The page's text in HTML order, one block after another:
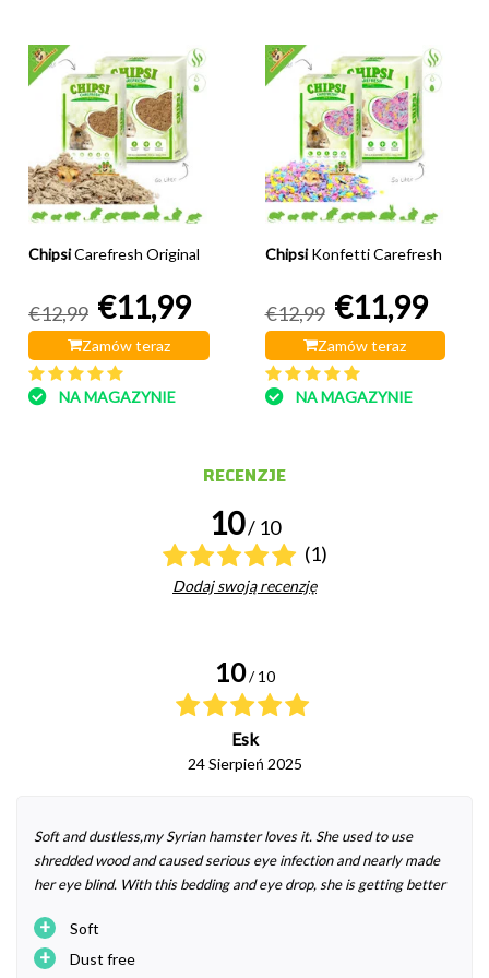
ChipsiCarefresh Original
€12,99 €11,99
Zamów teraz
NA MAGAZYNIE
Chipsi Konfetti Carefresh
€12,99 €11,99
Zamów teraz
NA MAGAZYNIE
RECENZJE
10/ 10
(1)
Dodaj swoją recenzję
10 / 10
Esk
24 Sierpień 2025
Soft and dustless,my Syrian hamster loves it. She used to use
shredded wood and caused serious eye infection and nearly made
her eye blind. With this bedding and eye drop, she is getting better
+ Soft
+ Dust free